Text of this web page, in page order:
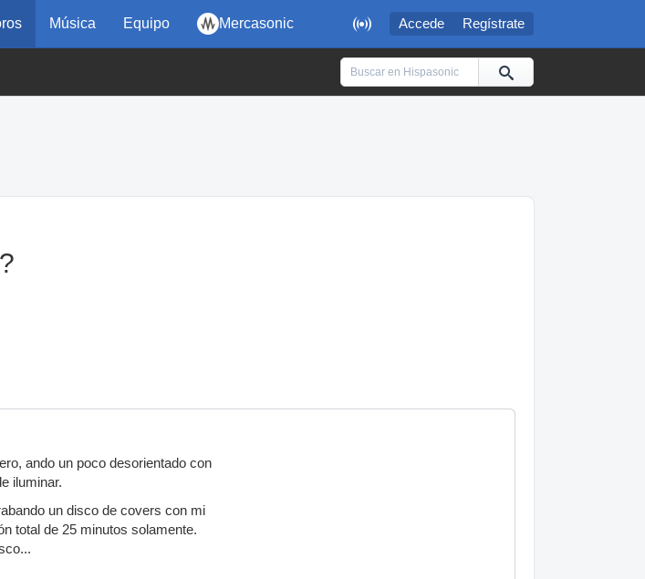
 Accede Regístrate
Música Equipo Mercasonic
ando un poco desorientado con
iluminar.
un disco de covers con mi
total de 25 minutos solamente.